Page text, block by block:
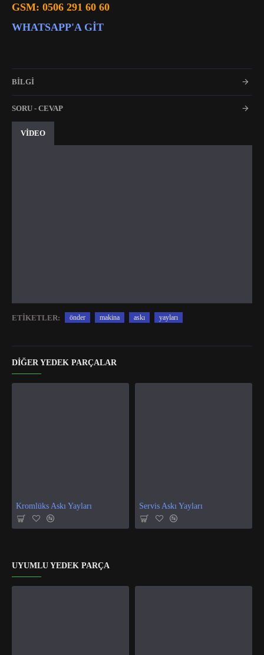
GSM: 0506 291 60 60
WHATSAPP'A GIT
BİLGİ
SORU - CEVAP
VİDEO
ETIKETLER: önder makina askı yayları
DIĞER YEDEK PARÇALAR
Kromlüks Askı Yayları Servis Askı Yayları
UYUMLU YEDEK PARÇA